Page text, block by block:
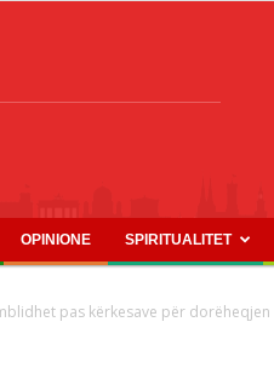
OPINIONE SPIRITUALITET
pas kërkesave për